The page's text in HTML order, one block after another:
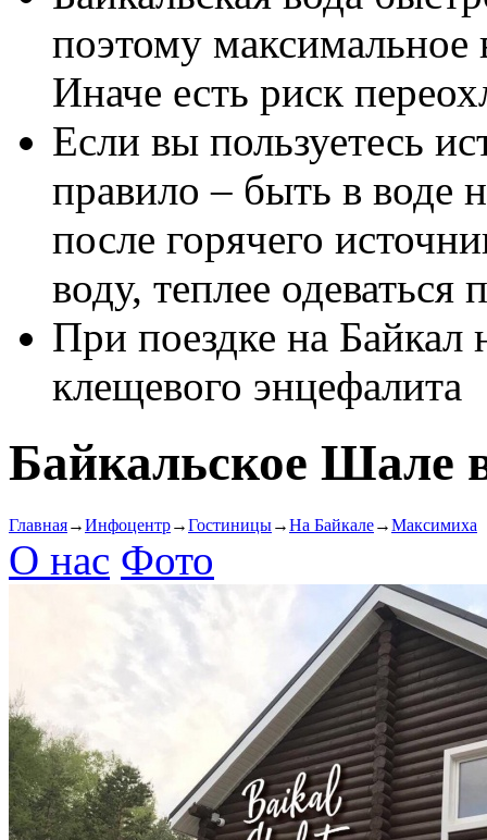
поэтому
Иначе есть риск
Если вы пользуетесь
правило – быть в воде
после горячего
воду, теплее одеваться
При поездке на Байкал
клещевого энцефалита
Байкальское Шале
Главная→Инфоцентр→Гостиницы→На Байкале→Максимиха
О нас Фото